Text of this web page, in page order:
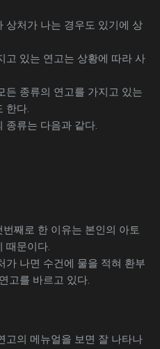
상처가 나는 경우도 있기에 상
고 있는 연고는 상황에 따라 사
든 종류의 연고를 가지고 있는
한다.
종류는 다음과 같다.
째로 한 이유는 본인의 아토
때문이다.
가 나면 수건에 물을 적혀 환부
고를 바르고 있다.
고의 메뉴얼을 보면 잘 나타나